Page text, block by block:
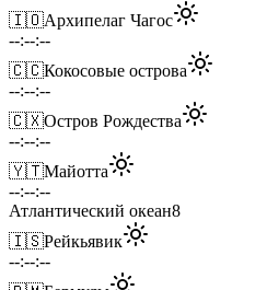
🇮🇴Архипелаг Чагос
--:--:--
🇨🇨Кокосовые острова
--:--:--
🇨🇽Остров Рождества
--:--:--
🇾🇹Майотта
--:--:--
Атлантический океан8
🇮🇸Рейкьявик
--:--:--